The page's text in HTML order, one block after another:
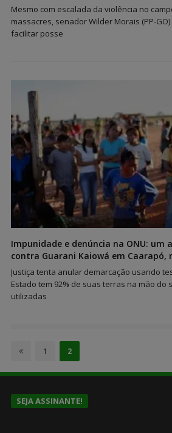
Mesmo com escalada da violência no
massacres, senador Wilder Morais (PP-
facilitar posse
Impunidade e denúncia na ONU: um
contra Guarani Kaiowá em Caarapó,
Justiça tenta anular demarcação usando
Estado tem 92% de suas terras na mão do
utilizadas
de
Page
1 Page
2
SEJA ASSINANTE!